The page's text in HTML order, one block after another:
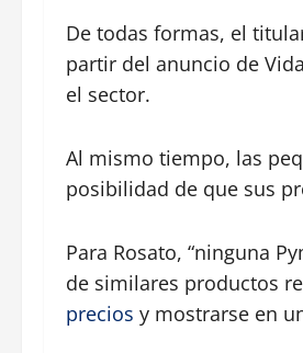
De todas formas, el
partir del anuncio de
el sector.
Al mismo tiempo, las
posibilidad de que sus
Para Rosato, “ninguna
de similares productos
precios y mostrarse en